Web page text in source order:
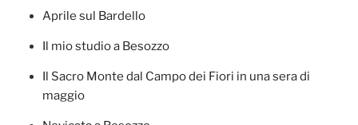
Aprile sul Bardello
Il mio studio a Besozzo
Il Sacro Monte dal Campo dei Fiori in una sera di
maggio